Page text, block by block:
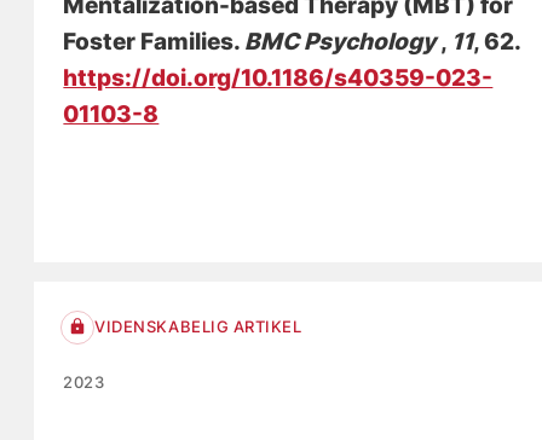
Foster Families. BMC Psychology, 11, 62.
https://doi.org/10.1186/s40359-023-
01103-8
VIDENSKABELIG ARTIKEL
2023